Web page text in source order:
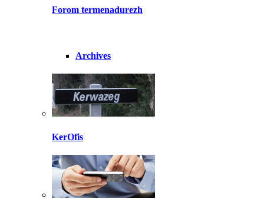
Forom termenadurezh
Archives
KerOfis